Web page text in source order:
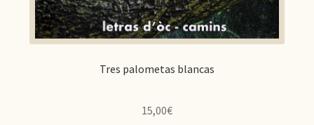
Tres palometas blancas
15,00€